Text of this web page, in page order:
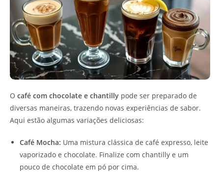
O café com chocolate e chantilly pode ser preparado de
diversas maneiras, trazendo novas experiências de sabor.
Aqui estão algumas variações deliciosas:
Café Mocha: Uma mistura clássica de café expresso, leite
vaporizado e chocolate. Finalize com chantilly e um
pouco de chocolate em pó por cima.